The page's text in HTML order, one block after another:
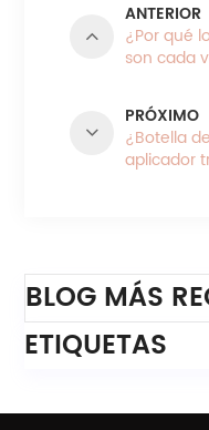
ANTERIOR
¿Por qué
son cada
PRÓXIMO
¿Botella
aplicador
BLOG MÁS
ETIQUETAS